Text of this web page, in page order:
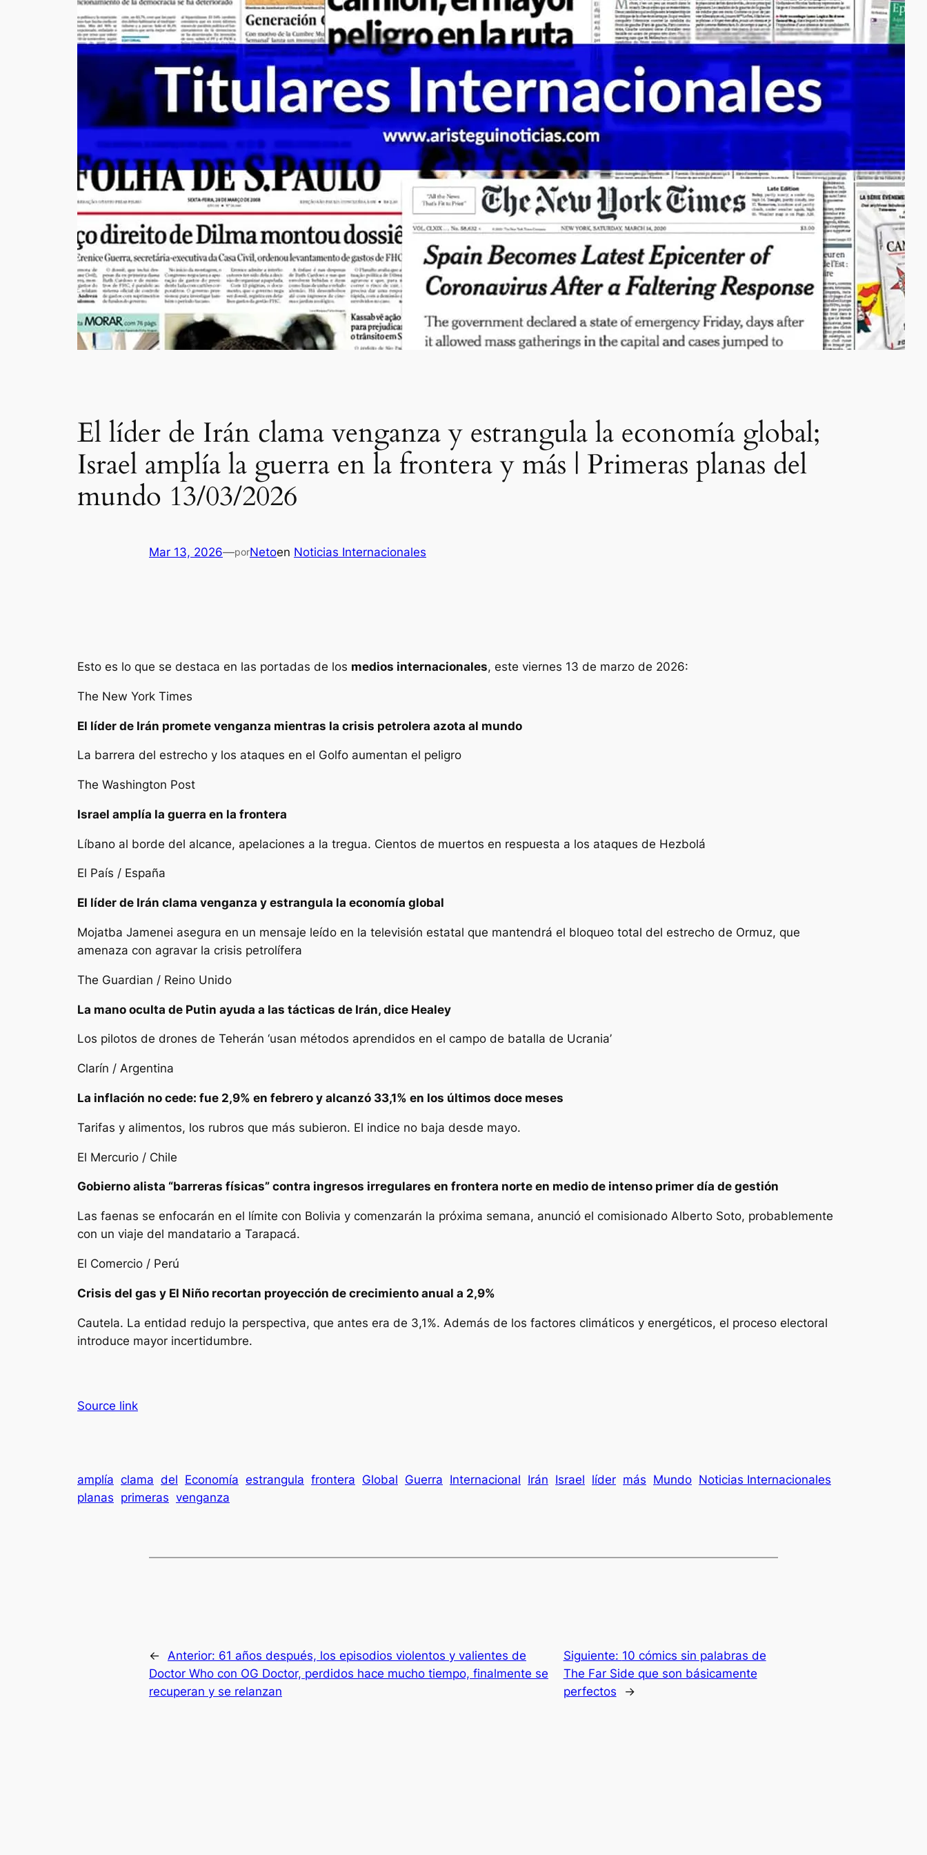
El líder de Irán clama venganza y estrangula la economía global;
Israel amplía la guerra en la frontera y más | Primeras planas del
mundo 13/03/2026
Mar 13, 2026—porNetoen Noticias Internacionales
Esto es lo que se destaca en las portadas de los medios internacionales, este viernes 13 de marzo de 2026:
The New York Times
El líder de Irán promete venganza mientras la crisis petrolera azota al mundo
La barrera del estrecho y los ataques en el Golfo aumentan el peligro
The Washington Post
Israel amplía la guerra en la frontera
Líbano al borde del alcance, apelaciones a la tregua. Cientos de muertos en respuesta a los ataques de Hezbolá
El País / España
El líder de Irán clama venganza y estrangula la economía global
Mojatba Jamenei asegura en un mensaje leído en la televisión estatal que mantendrá el bloqueo total del estrecho de Ormuz, que
amenaza con agravar la crisis petrolífera
The Guardian / Reino Unido
La mano oculta de Putin ayuda a las tácticas de Irán, dice Healey
Los pilotos de drones de Teherán ‘usan métodos aprendidos en el campo de batalla de Ucrania’
Clarín / Argentina
La inflación no cede: fue 2,9% en febrero y alcanzó 33,1% en los últimos doce meses
Tarifas y alimentos, los rubros que más subieron. El indice no baja desde mayo.
El Mercurio / Chile
Gobierno alista “barreras físicas” contra ingresos irregulares en frontera norte en medio de intenso primer día de gestión
Las faenas se enfocarán en el límite con Bolivia y comenzarán la próxima semana, anunció el comisionado Alberto Soto, probablemente
con un viaje del mandatario a Tarapacá.
El Comercio / Perú
Crisis del gas y El Niño recortan proyección de crecimiento anual a 2,9%
Cautela. La entidad redujo la perspectiva, que antes era de 3,1%. Además de los factores climáticos y energéticos, el proceso electoral
introduce mayor incertidumbre.
Source link
amplía clama del Economía estrangula frontera Global Guerra Internacional Irán Israel líder más Mundo Noticias Internacionales
planas primeras venganza
← Anterior: 61 años después, los episodios violentos y valientes de
Doctor Who con OG Doctor, perdidos hace mucho tiempo, finalmente se
recuperan y se relanzan
Siguiente: 10 cómics sin palabras de
The Far Side que son básicamente
perfectos
→